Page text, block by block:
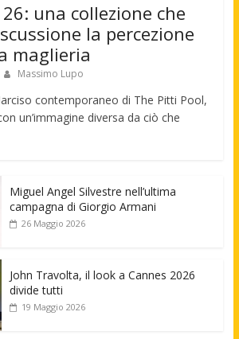
una collezione che
la percezione
maglieria
Massimo Lupo
contemporaneo di The Pitti Pool,
un’immagine diversa da ciò che
Miguel Angel Silvestre nell’ultima
campagna di Giorgio Armani
26 Maggio 2026
John Travolta, il look a Cannes 2026
divide tutti
19 Maggio 2026